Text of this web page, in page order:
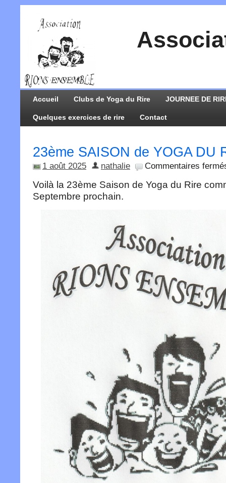
Accueil Clubs de Yoga du Rire JOURNEE DE
Quelques exercices de rire Contact
23ème SAISON de YOGA DU
1 août 2025 nathalie Commentaires
Voilà la 23ème Saison de Yoga du Rire
Septembre prochain.